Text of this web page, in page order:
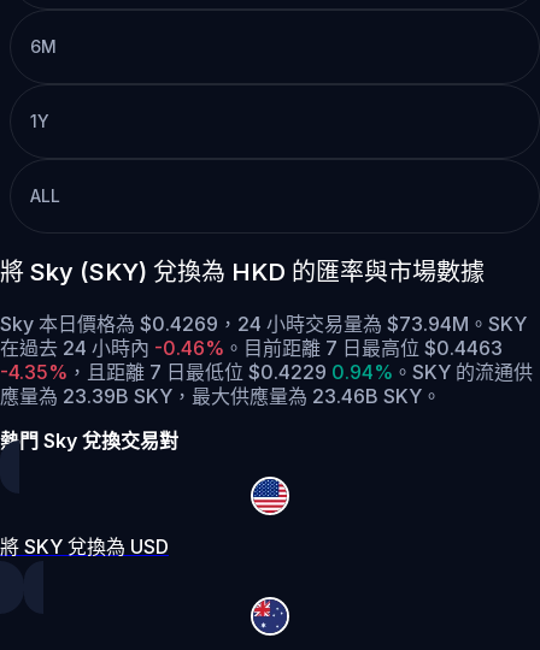
6M
1Y
ALL
將 Sky (SKY) 兌換為 HKD 的匯率與市場數據
Sky 本日價格為 $0.4269，24 小時交易量為 $73.94M。SKY
在過去 24 小時內 -0.46% 。 目前距離 7 日最高位 $0.4463
-4.35% ， 且距離 7 日最低位 $0.4229 0.94% 。 SKY 的流通供
應量為 23.39B SKY，最大供應量為 23.46B SKY。
熱門 Sky 兌換交易對
將 SKY 兌換為 USD